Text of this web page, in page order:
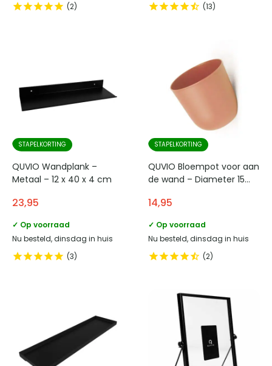
2
13
STAPELKORTING
QUVIO Wandplank –
Metaal – 12 x 40 x 4 cm
23,95
✓ Op voorraad
Nu besteld, dinsdag in huis
3
STAPELKORTING
QUVIO Bloempot voor aan
de wand – Diameter 15
14,95
✓ Op voorraad
Nu besteld, dinsdag in huis
2